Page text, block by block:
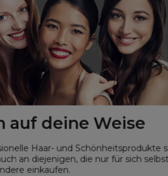
auf deine Weise
Haar- und Schönheitsprodukte
an diejenigen, die nur für sich
einkaufen.